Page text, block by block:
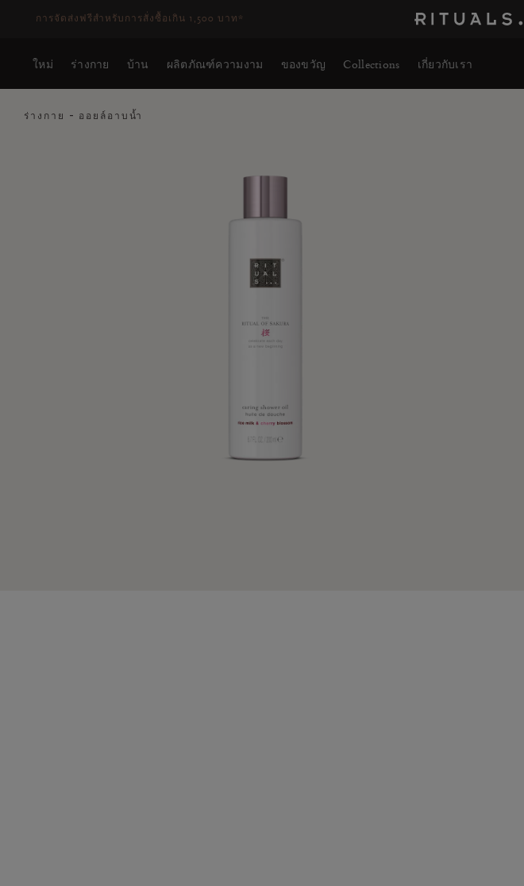
ระยะเวลาจัดส่ง 3-5 วันทำการดูเพิ่มเติม
ใหม่ ร่างกาย บ้าน ผลิตภัณฑ์ความงาม ของขวัญ Collections เกี่ยวกับเรา
ร่างกาย ออยล์อาบน้ำ